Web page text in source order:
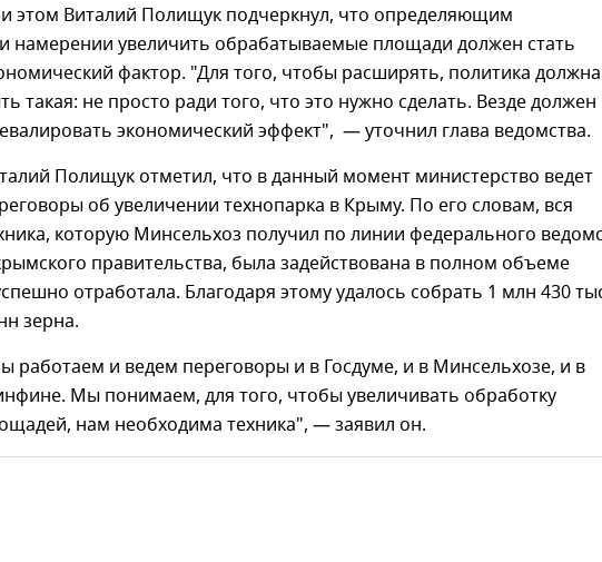
этом Виталий Полищук подчеркнул, что определяющим
намерении увеличить обрабатываемые площади должен стать
фактор. "Для того, чтобы расширять, политика должна
такая: не просто ради того, что это нужно сделать. Везде должен
экономический эффект", — уточнил глава ведомства.
Полищук отметил, что в данный момент министерство ведет
об увеличении технопарка в Крыму. По его словам, вся
которую Минсельхоз получил по линии федерального
правительства, была задействована в полном объеме
отработала. Благодаря этому удалось собрать 1 млн 430
зерна.
работаем и ведем переговоры и в Госдуме, и в Минсельхозе, и в
Мы понимаем, для того, чтобы увеличивать обработку
нам необходима техника", — заявил он.